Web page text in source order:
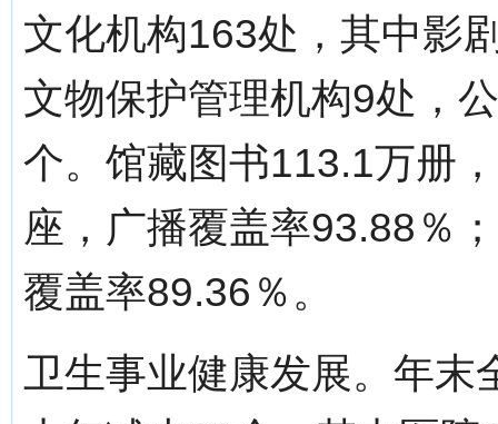
文化机构163处，其中影
文物保护管理机构9处，
个。馆藏图书113.1万册
座，广播覆盖率93.88％
覆盖率89.36％。
卫生事业健康发展。年